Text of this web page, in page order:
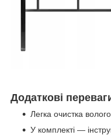
Додаткові
Легка очистка
У комплекті —